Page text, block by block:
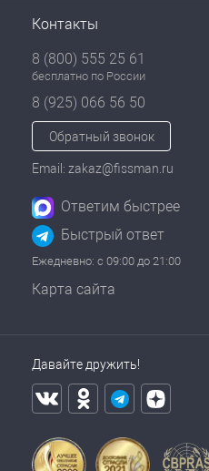
Контакты
8 (800) 555 25 61
бесплатно по России
8 (925) 066 56 50
Обратный звонок
Email: zakaz@fissman.ru
Ответим быстрее
Быстрый ответ
Ежедневно: с 09:00 до 21:00
Карта сайта
Давайте дружить!